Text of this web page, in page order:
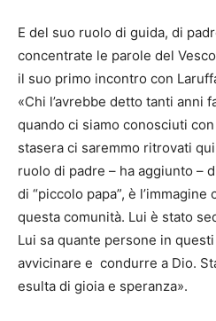
E del suo ruolo di guida, di
concentrate le parole del
il suo primo incontro con
«Chi l’avrebbe detto tanti anni
quando ci siamo conosciuti
stasera ci saremmo ritrovati
ruolo di padre – ha aggiunto –
di “piccolo papa”, è
questa comunità. Lui è stato
Lui sa quante persone in
avvicinare e condurre a Dio.
esulta di gioia e speranza».